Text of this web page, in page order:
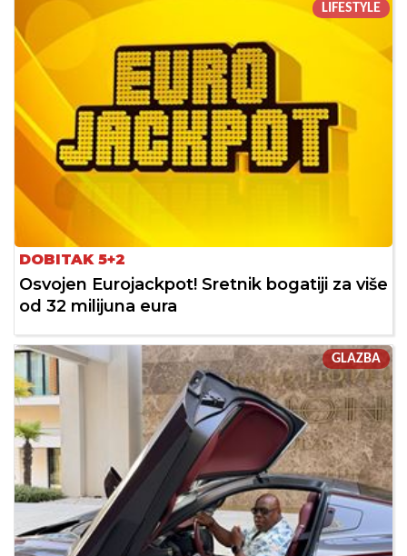
LIFESTYLE
DOBITAK 5+2
Osvojen Eurojackpot! Sretnik bogatiji za više
od 32 milijuna eura
GLAZBA